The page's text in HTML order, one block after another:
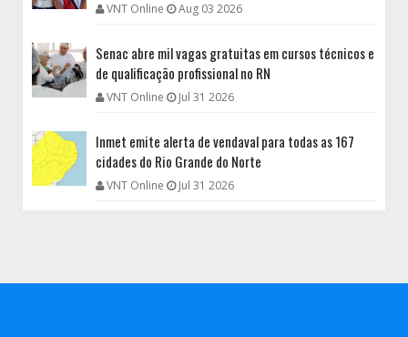
VNT Online Aug 03 2026
Senac abre mil vagas gratuitas em cursos técnicos e
de qualificação profissional no RN
VNT Online Jul 31 2026
Inmet emite alerta de vendaval para todas as 167
cidades do Rio Grande do Norte
VNT Online Jul 31 2026